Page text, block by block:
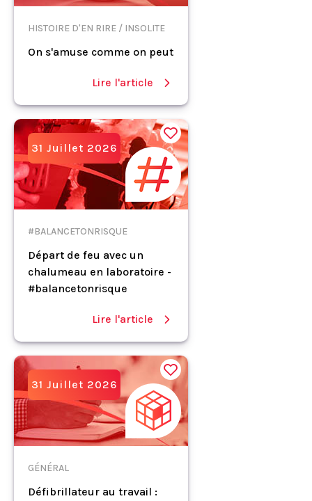
HISTOIRE D'EN RIRE / INSOLITE
On s'amuse comme on peut
Lire l'article
31 Juillet 2026
#BALANCETONRISQUE
Départ de feu avec un
chalumeau en laboratoire -
#balancetonrisque
Lire l'article
31 Juillet 2026
GÉNÉRAL
Défibrillateur au travail :